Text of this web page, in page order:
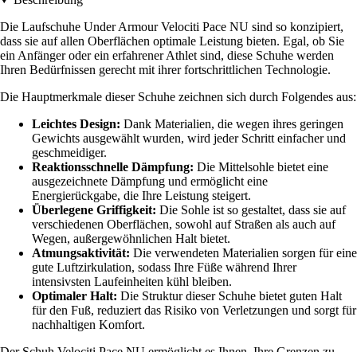
Die Laufschuhe Under Armour Velociti Pace NU sind so konzipiert,
dass sie auf allen Oberflächen optimale Leistung bieten. Egal, ob Sie
ein Anfänger oder ein erfahrener Athlet sind, diese Schuhe werden
Ihren Bedürfnissen gerecht mit ihrer fortschrittlichen Technologie.
Die Hauptmerkmale dieser Schuhe zeichnen sich durch Folgendes aus:
Leichtes Design: Dank Materialien, die wegen ihres geringen
Gewichts ausgewählt wurden, wird jeder Schritt einfacher und
geschmeidiger.
Reaktionsschnelle Dämpfung: Die Mittelsohle bietet eine
ausgezeichnete Dämpfung und ermöglicht eine
Energierückgabe, die Ihre Leistung steigert.
Überlegene Griffigkeit: Die Sohle ist so gestaltet, dass sie auf
verschiedenen Oberflächen, sowohl auf Straßen als auch auf
Wegen, außergewöhnlichen Halt bietet.
Atmungsaktivität: Die verwendeten Materialien sorgen für eine
gute Luftzirkulation, sodass Ihre Füße während Ihrer
intensivsten Laufeinheiten kühl bleiben.
Optimaler Halt: Die Struktur dieser Schuhe bietet guten Halt
für den Fuß, reduziert das Risiko von Verletzungen und sorgt für
nachhaltigen Komfort.